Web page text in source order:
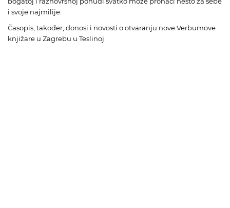
i svoje najmilije.
Časopis, također, donosi i novosti o otvaranju nove Verbumove
knjižare u Zagrebu u Teslinoj